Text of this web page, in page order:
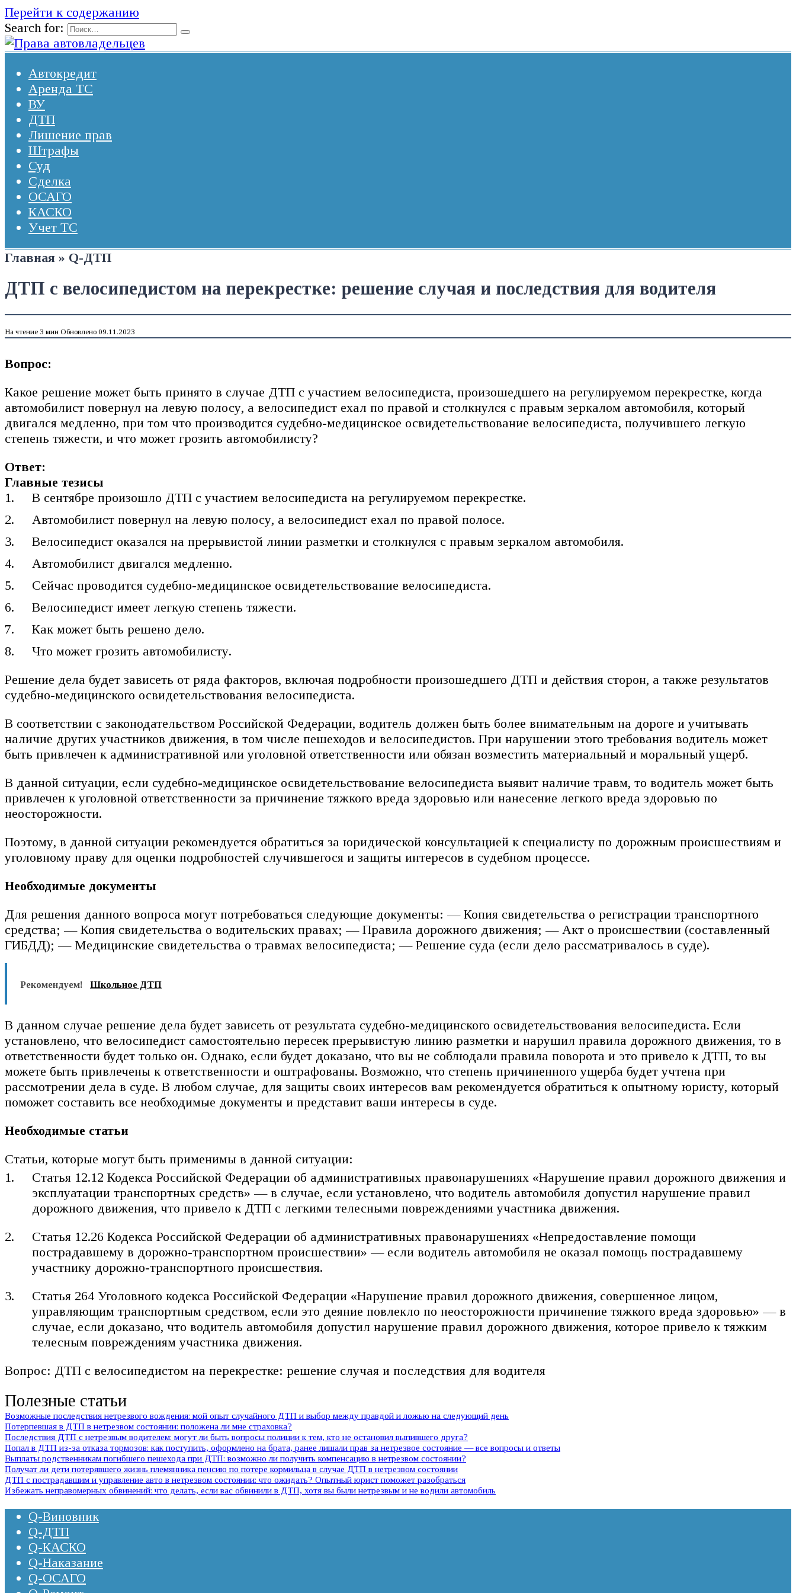
Перейти к содержанию
Search for:
Автокредит
Аренда ТС
ВУ
ДТП
Лишение прав
Штрафы
Суд
Сделка
ОСАГО
КАСКО
Учет ТС
Главная » Q-ДТП
ДТП с велосипедистом на перекрестке: решение случая и последствия для водителя
На чтение 3 мин Обновлено 09.11.2023
Вопрос:
Какое решение может быть принято в случае ДТП с участием велосипедиста, произошедшего на регулируемом перекрестке, когда
автомобилист повернул на левую полосу, а велосипедист ехал по правой и столкнулся с правым зеркалом автомобиля, который
двигался медленно, при том что производится судебно-медицинское освидетельствование велосипедиста, получившего легкую
степень тяжести, и что может грозить автомобилисту?
Ответ:
Главные тезисы
В сентябре произошло ДТП с участием велосипедиста на регулируемом перекрестке.
Автомобилист повернул на левую полосу, а велосипедист ехал по правой полосе.
Велосипедист оказался на прерывистой линии разметки и столкнулся с правым зеркалом автомобиля.
Автомобилист двигался медленно.
Сейчас проводится судебно-медицинское освидетельствование велосипедиста.
Велосипедист имеет легкую степень тяжести.
Как может быть решено дело.
Что может грозить автомобилисту.
Решение дела будет зависеть от ряда факторов, включая подробности произошедшего ДТП и действия сторон, а также результатов
судебно-медицинского освидетельствования велосипедиста.
В соответствии с законодательством Российской Федерации, водитель должен быть более внимательным на дороге и учитывать
наличие других участников движения, в том числе пешеходов и велосипедистов. При нарушении этого требования водитель может
быть привлечен к административной или уголовной ответственности или обязан возместить материальный и моральный ущерб.
В данной ситуации, если судебно-медицинское освидетельствование велосипедиста выявит наличие травм, то водитель может быть
привлечен к уголовной ответственности за причинение тяжкого вреда здоровью или нанесение легкого вреда здоровью по
неосторожности.
Поэтому, в данной ситуации рекомендуется обратиться за юридической консультацией к специалисту по дорожным происшествиям и
уголовному праву для оценки подробностей случившегося и защиты интересов в судебном процессе.
Необходимые документы
Для решения данного вопроса могут потребоваться следующие документы: — Копия свидетельства о регистрации транспортного
средства; — Копия свидетельства о водительских правах; — Правила дорожного движения; — Акт о происшествии (составленный
ГИБДД); — Медицинские свидетельства о травмах велосипедиста; — Решение суда (если дело рассматривалось в суде).
Рекомендуем! Школьное ДТП
В данном случае решение дела будет зависеть от результата судебно-медицинского освидетельствования велосипедиста. Если
установлено, что велосипедист самостоятельно пересек прерывистую линию разметки и нарушил правила дорожного движения, то в
ответственности будет только он. Однако, если будет доказано, что вы не соблюдали правила поворота и это привело к ДТП, то вы
можете быть привлечены к ответственности и оштрафованы. Возможно, что степень причиненного ущерба будет учтена при
рассмотрении дела в суде. В любом случае, для защиты своих интересов вам рекомендуется обратиться к опытному юристу, который
поможет составить все необходимые документы и представит ваши интересы в суде.
Необходимые статьи
Статьи, которые могут быть применимы в данной ситуации:
Статья 12.12 Кодекса Российской Федерации об административных правонарушениях «Нарушение правил дорожного движения и
эксплуатации транспортных средств» — в случае, если установлено, что водитель автомобиля допустил нарушение правил
дорожного движения, что привело к ДТП с легкими телесными повреждениями участника движения.
Статья 12.26 Кодекса Российской Федерации об административных правонарушениях «Непредоставление помощи
пострадавшему в дорожно-транспортном происшествии» — если водитель автомобиля не оказал помощь пострадавшему
участнику дорожно-транспортного происшествия.
Статья 264 Уголовного кодекса Российской Федерации «Нарушение правил дорожного движения, совершенное лицом,
управляющим транспортным средством, если это деяние повлекло по неосторожности причинение тяжкого вреда здоровью» — в
случае, если доказано, что водитель автомобиля допустил нарушение правил дорожного движения, которое привело к тяжким
телесным повреждениям участника движения.
Вопрос: ДТП с велосипедистом на перекрестке: решение случая и последствия для водителя
Полезные статьи
Возможные последствия нетрезвого вождения: мой опыт случайного ДТП и выбор между правдой и ложью на следующий день
Потерпевшая в ДТП в нетрезвом состоянии: положена ли мне страховка?
Последствия ДТП с нетрезвым водителем: могут ли быть вопросы полиции к тем, кто не остановил выпившего друга?
Попал в ДТП из-за отказа тормозов: как поступить, оформлено на брата, ранее лишали прав за нетрезвое состояние — все вопросы и ответы
Выплаты родственникам погибшего пешехода при ДТП: возможно ли получить компенсацию в нетрезвом состоянии?
Получат ли дети потерявшего жизнь племянника пенсию по потере кормильца в случае ДТП в нетрезвом состоянии
ДТП с пострадавшим и управление авто в нетрезвом состоянии: что ожидать? Опытный юрист поможет разобраться
Избежать неправомерных обвинений: что делать, если вас обвинили в ДТП, хотя вы были нетрезвым и не водили автомобиль
Q-Виновник
Q-ДТП
Q-КАСКО
Q-Наказание
Q-ОСАГО